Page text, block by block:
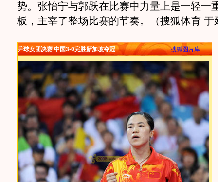
势。张怡宁与郭跃在比赛中力量上是一轻一
板，主宰了整场比赛的节奏。（搜狐体育 于
乒球女团决赛 中国3-0完胜新加坡夺冠 搜狐图片库